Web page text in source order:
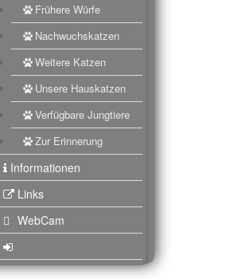
Frühere Würfe
Nachwuchskatzen
Weitere Katzen
Unsere Hauskatzen
Verfügbare Jungtiere
Zur Erinnerung
Informationen
Links
WebCam